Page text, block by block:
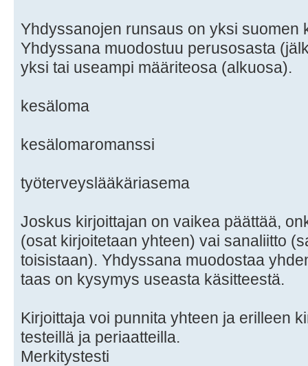
Yhdyssanojen runsaus on yksi suomen
Yhdyssana muodostuu perusosasta
yksi tai useampi määriteosa (alkuosa).
kesäloma
kesälomaromanssi
työterveyslääkäriasema
Joskus kirjoittajan on vaikea päättää,
(osat kirjoitetaan yhteen) vai sanaliitto
toisistaan). Yhdyssana muodostaa
taas on kysymys useasta käsitteestä.
Kirjoittaja voi punnita yhteen ja erilleen
testeillä ja periaatteilla.
Merkitystesti